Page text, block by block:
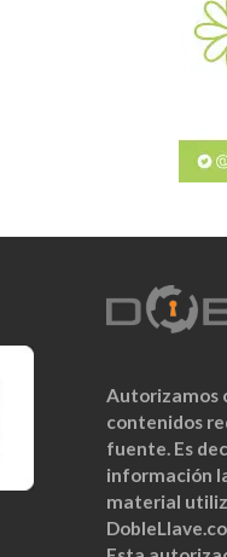
Autorizamos
contenidos
fuente. Es
información
material